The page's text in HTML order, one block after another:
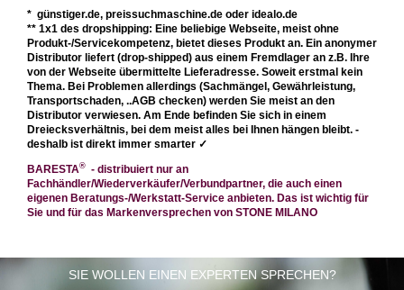
* günstiger.de, preissuchmaschine.de oder idealo.de
** 1x1 des dropshipping: Eine beliebige Webseite, meist ohne
Produkt-/Servicekompetenz, bietet dieses Produkt an. Ein anonymer
Distributor liefert (drop-shipped) aus einem Fremdlager an z.B. Ihre
von der Webseite übermittelte Lieferadresse. Soweit erstmal kein
Thema. Bei Problemen allerdings (Sachmängel, Gewährleistung,
Transportschaden, ..AGB checken) werden Sie meist an den
Distributor verwiesen. Am Ende befinden Sie sich in einem
Dreiecksverhältnis, bei dem meist alles bei Ihnen hängen bleibt. -
deshalb ist direkt immer smarter ✓
BARESTA® - distribuiert nur an
Fachhändler/Wiederverkäufer/Verbundpartner, die auch einen
eigenen Beratungs-/Werkstatt-Service anbieten. Das ist wichtig für
Sie und für das Markenversprechen von STONE MILANO
SIE WOLLEN EINEN EXPERTEN SPRECHEN?